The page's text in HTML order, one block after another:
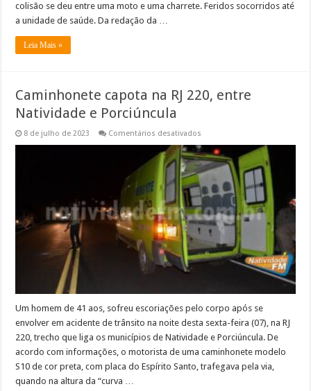
colisão se deu entre uma moto e uma charrete. Feridos socorridos até
a unidade de saúde. Da redação da …
Leia Mais »
Caminhonete capota na RJ 220, entre
Natividade e Porciúncula
8 de julho de 2023 Comentários desativados
capota
na
RJ
220,
entre
Natividade
e
Porciúncula
Um homem de 41 aos, sofreu escoriações pelo corpo após se
envolver em acidente de trânsito na noite desta sexta-feira (07), na RJ
220, trecho que liga os municípios de Natividade e Porciúncula. De
acordo com informações, o motorista de uma caminhonete modelo
S10 de cor preta, com placa do Espírito Santo, trafegava pela via,
quando na altura da “curva …